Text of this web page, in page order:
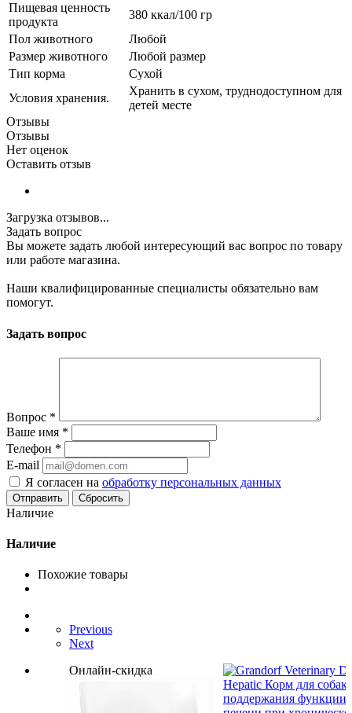
Пищевая ценность
продукта
380 ккал/100 гр
Пол животного
Любой
Размер животного
Любой размер
Тип корма
Сухой
Условия хранения.
Хранить в сухом, труднодоступном для
детей месте
Отзывы
Отзывы
Нет оценок
Оставить отзыв
Загрузка отзывов...
Задать вопрос
Вы можете задать любой интересующий вас вопрос по товару
или работе магазина.
Наши квалифицированные специалисты обязательно вам
помогут.
Задать вопрос
Вопрос *
Ваше имя *
Телефон *
E-mail
Я согласен на обработку персональных данных
Сбросить
Наличие
Наличие
Похожие товары
Previous
Next
Онлайн-скидка